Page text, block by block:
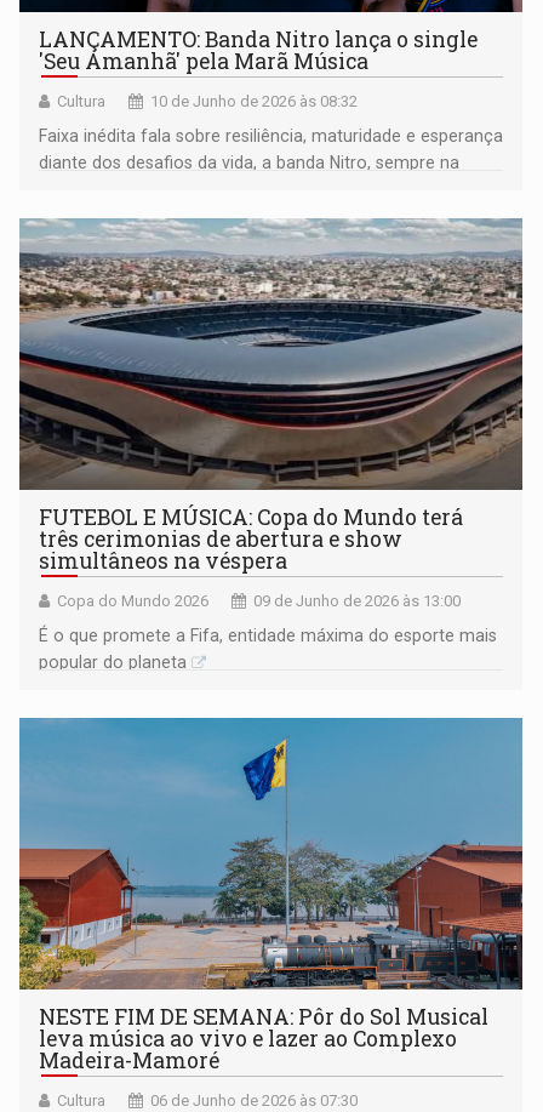
LANÇAMENTO: Banda Nitro lança o single
'Seu Amanhã' pela Marã Música
Cultura 10 de Junho de 2026 às 08:32
Faixa inédita fala sobre resiliência, maturidade e esperança
diante dos desafios da vida, a banda Nitro, sempre na
do Norte brasileiro
FUTEBOL E MÚSICA: Copa do Mundo terá
três cerimonias de abertura e show
simultâneos na véspera
Copa do Mundo 2026 09 de Junho de 2026 às 13:00
É o que promete a Fifa, entidade máxima do esporte mais
popular do planeta
NESTE FIM DE SEMANA: Pôr do Sol Musical
leva música ao vivo e lazer ao Complexo
Madeira-Mamoré
Cultura 06 de Junho de 2026 às 07:30